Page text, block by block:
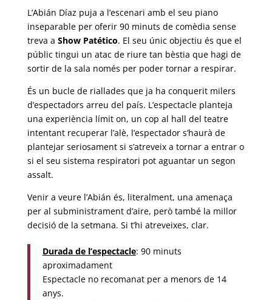
L’Abián Díaz puja a l’escenari amb el seu piano
inseparable per oferir 90 minuts de comèdia sense
treva a Show Patético. El seu únic objectiu és que el
públic tingui un atac de riure tan bèstia que hagi de
sortir de la sala només per poder tornar a respirar.
És un bucle de riallades que ja ha conquerit milers
d’espectadors arreu del país. L’espectacle planteja
una experiència límit on, un cop al hall del teatre
intentant recuperar l’alè, l’espectador s’haurà de
plantejar seriosament si s’atreveix a tornar a entrar o
si el seu sistema respiratori pot aguantar un segon
assalt.
Venir a veure l’Abián és, literalment, una amenaça
per al subministrament d’aire, però també la millor
decisió de la setmana. Si t’hi atreveixes, clar.
Durada de l’espectacle: 90 minuts
aproximadament
Espectacle no recomanat per a menors de 14
anys.